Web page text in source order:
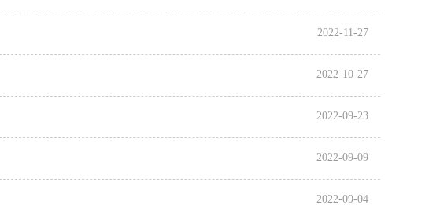
2022-11-27
2022-10-27
2022-09-23
2022-09-09
2022-09-04